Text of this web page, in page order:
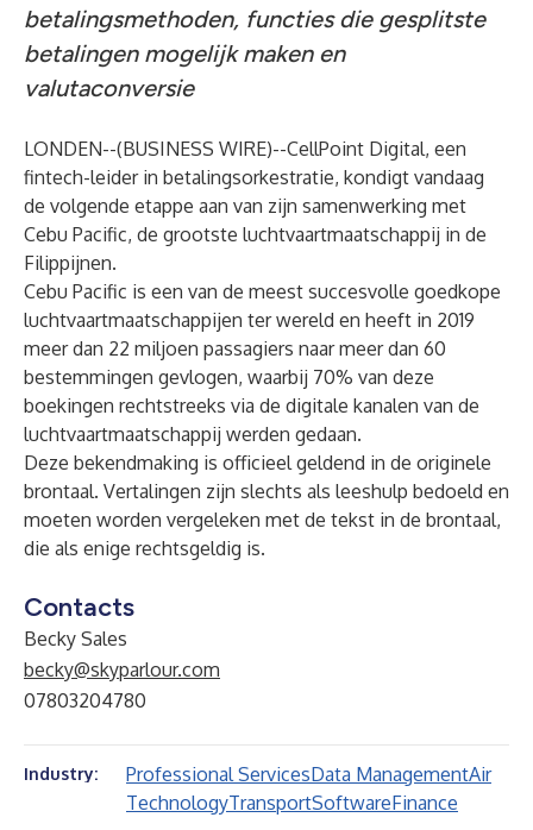
betalingsmethoden, functies die gesplitste
betalingen mogelijk maken en
valutaconversie
LONDEN--(BUSINESS WIRE)--CellPoint Digital, een
fintech-leider in betalingsorkestratie, kondigt vandaag
de volgende etappe aan van zijn samenwerking met
Cebu Pacific, de grootste luchtvaartmaatschappij in de
Filippijnen.
Cebu Pacific is een van de meest succesvolle goedkope
luchtvaartmaatschappijen ter wereld en heeft in 2019
meer dan 22 miljoen passagiers naar meer dan 60
bestemmingen gevlogen, waarbij 70% van deze
boekingen rechtstreeks via de digitale kanalen van de
luchtvaartmaatschappij werden gedaan.
Deze bekendmaking is officieel geldend in de originele
brontaal. Vertalingen zijn slechts als leeshulp bedoeld en
moeten worden vergeleken met de tekst in de brontaal,
die als enige rechtsgeldig is.
Contacts
Becky Sales
becky@skyparlour.com
07803204780
Industry: Professional ServicesData ManagementAir
TechnologyTransportSoftwareFinance